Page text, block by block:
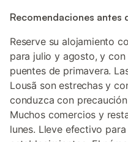
Recomendaciones antes
Reserve su alojamiento
para julio y agosto, y
puentes de primavera.
Lousã son estrechas y
conduzca con
Muchos comercios y
lunes. Lleve efectivo